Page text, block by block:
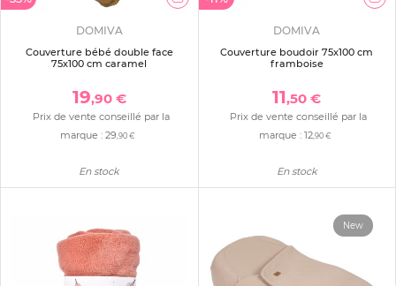
DOMIVA
Couverture bébé double face
75x100 cm caramel
19,90 €
Prix de vente conseillé par la
marque : 29 ,90 €
En stock
DOMIVA
Couverture boudoir 75x100 cm
framboise
11,50 €
Prix de vente conseillé par la
marque : 12,90 €
En stock
New